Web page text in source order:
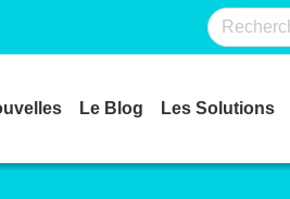
Le Blog Les Solutions